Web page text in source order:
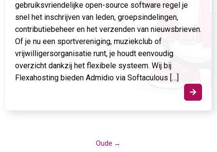
gebruiksvriendelijke open-source software regel je
snel het inschrijven van leden, groepsindelingen,
contributiebeheer en het verzenden van nieuwsbrieven.
Of je nu een sportvereniging, muziekclub of
vrijwilligersorganisatie runt, je houdt eenvoudig
overzicht dankzij het flexibele systeem. Wij bij
Flexahosting bieden Admidio via Softaculous […]

Oude →